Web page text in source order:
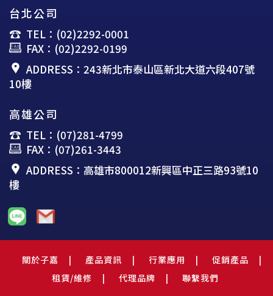
台北公司
TEL：(02)2292-0001
FAX：(02)2292-0199
ADDRESS：243新北市泰山區新北大道六段407號
10樓
高雄公司
TEL：(07)281-4799
FAX：(07)261-3443
ADDRESS：高雄市800012新興區中正三路93號10
樓
關於子嘉 產品資訊 行業應用
促銷產品
租賃/維修
代理品牌 聯繫我們